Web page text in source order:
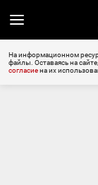
На информационном
файлы. Оставаясь на
согласиена их